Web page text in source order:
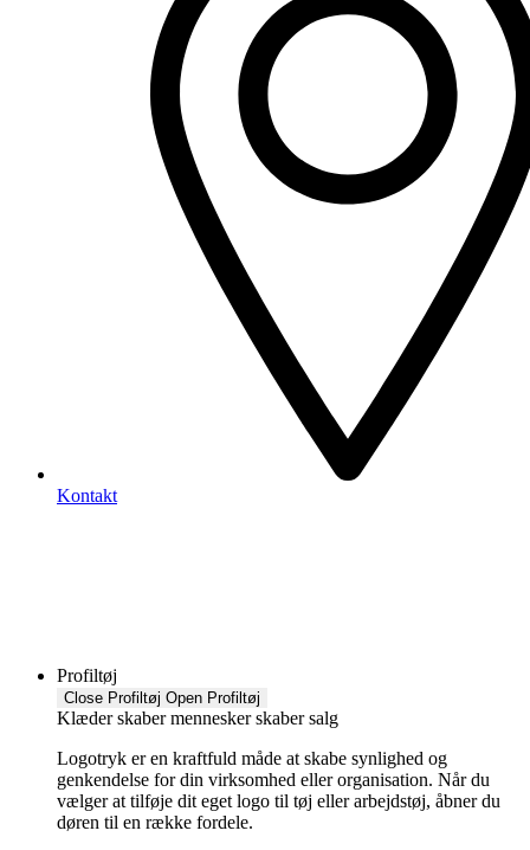
Kontakt
Profiltøj
Close Profiltøj Open Profiltøj
Klæder skaber mennesker skaber salg
Logotryk er en kraftfuld måde at skabe synlighed og
genkendelse for din virksomhed eller organisation. Når du
vælger at tilføje dit eget logo til tøj eller arbejdstøj, åbner du
døren til en række fordele.